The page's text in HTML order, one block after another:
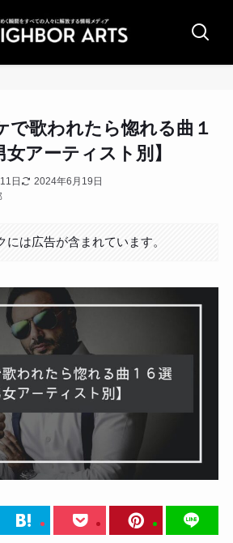
で歌われたら惚れる曲１
女アーティスト別】
日
2024年6月19日
には広告が含まれています。